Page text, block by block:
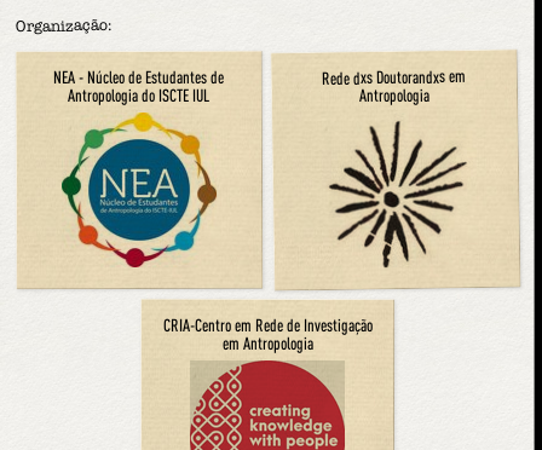
Organização:
NEA - Núcleo de Estudantes de
Antropologia do ISCTE IUL
Rede dxs Doutorandxs em
Antropologia
CRIA-Centro em Rede de Investigação
em Antropologia